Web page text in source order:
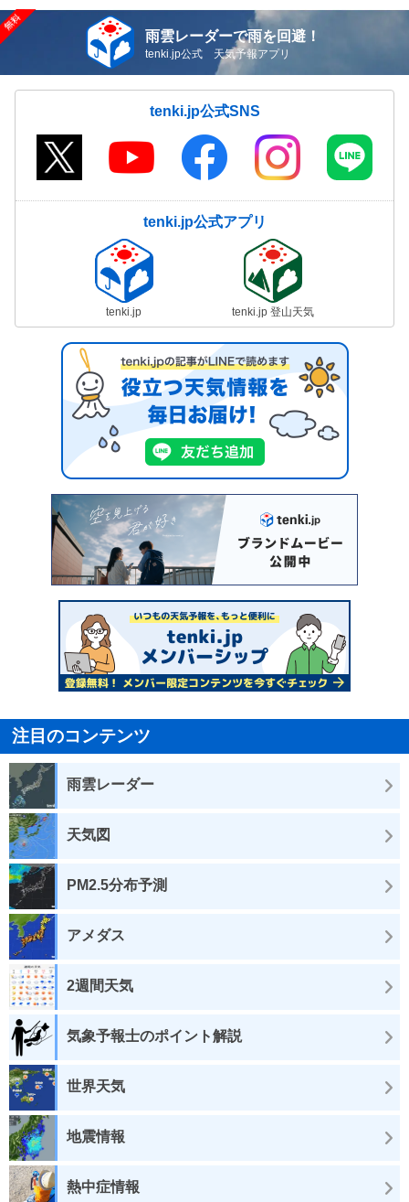
雨雲レーダーで雨を回避！
tenki.jp公式 天気予報アプリ
tenki.jp公式SNS
tenki.jp公式アプリ
tenki.jp tenki.jp 登山天気
注目のコンテンツ
雨雲レーダー
天気図
PM2.5分布予測
アメダス
2週間天気
気象予報士のポイント解説
世界天気
地震情報
熱中症情報